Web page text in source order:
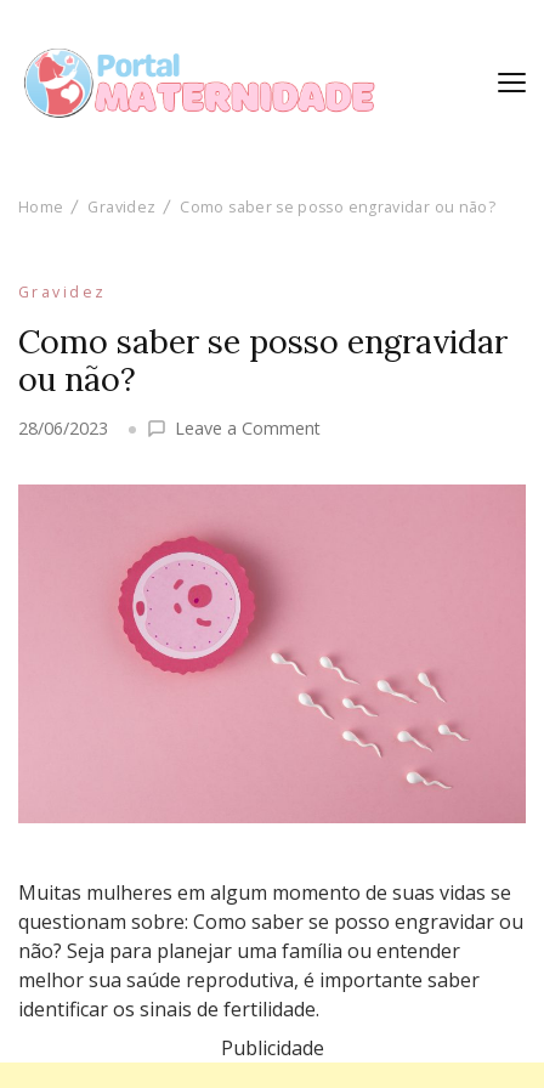
Home Gravidez Como saber se posso engravidar ou não?
Gravidez
Como saber se posso engravidar
ou não?
28/06/2023 Leave a Commenton
saber
Muitas mulheres em algum momento de suas vidas se
questionam sobre: Como saber se posso engravidar ou
não? Seja para planejar uma família ou entender
melhor sua saúde reprodutiva, é importante saber
identificar os sinais de fertilidade.
Publicidade